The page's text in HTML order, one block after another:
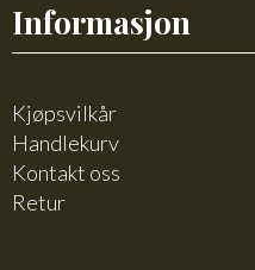
Informasjon
Kjøpsvilkår
Handlekurv
Kontakt oss
Retur